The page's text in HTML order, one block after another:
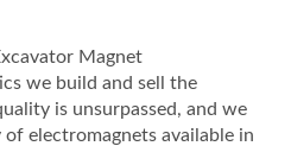
Magnet
we build and sell the
is unsurpassed, and we
electromagnets available in